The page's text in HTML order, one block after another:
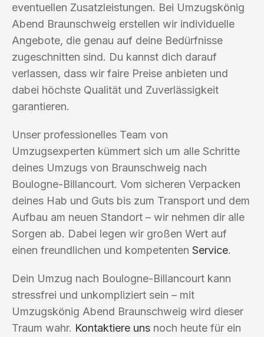
eventuellen Zusatzleistungen. Bei Umzugskönig
Abend Braunschweig erstellen wir individuelle
Angebote, die genau auf deine Bedürfnisse
zugeschnitten sind. Du kannst dich darauf
verlassen, dass wir faire Preise anbieten und
dabei höchste Qualität und Zuverlässigkeit
garantieren.
Unser professionelles Team von
Umzugsexperten kümmert sich um alle Schritte
deines Umzugs von Braunschweig nach
Boulogne-Billancourt. Vom sicheren Verpacken
deines Hab und Guts bis zum Transport und dem
Aufbau am neuen Standort – wir nehmen dir alle
Sorgen ab. Dabei legen wir großen Wert auf
einen freundlichen und kompetenten Service.
Dein Umzug nach Boulogne-Billancourt kann
stressfrei und unkompliziert sein – mit
Umzugskönig Abend Braunschweig wird dieser
Traum wahr. Kontaktiere uns noch heute für ein